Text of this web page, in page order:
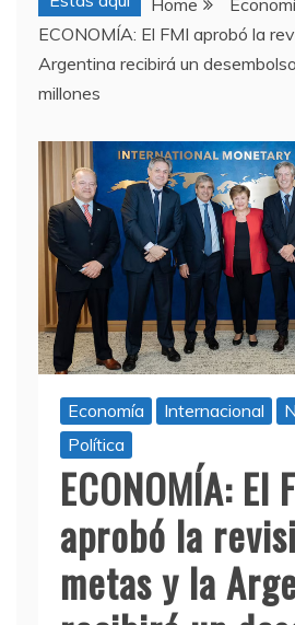
Home
ECONOMÍA: El FMI aprobó la
Argentina recibirá un
millones
Economía Internacional
Política
ECONOMÍA: El
aprobó la
metas y la